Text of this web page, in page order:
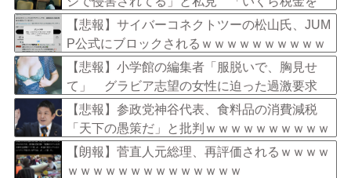
我々が払ってるんだと」
【悲報】サイバーコネクトツーの松山氏、JUM
P公式にブロックされるｗｗｗｗｗｗｗｗｗｗ
ｗ
【悲報】小学館の編集者「服脱いで、胸見せ
て」 グラビア志望の女性に迫った過激要求
【悲報】参政党神谷代表、食料品の消費減税
「天下の愚策だ」と批判ｗｗｗｗｗｗｗｗｗｗ
ｗｗ
【朗報】菅直人元総理、再評価されるｗｗｗｗ
ｗｗｗｗｗｗｗｗｗｗｗｗｗｗ